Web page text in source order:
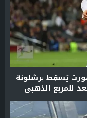
يُسقِط برشلونة
للمربع الذهبي